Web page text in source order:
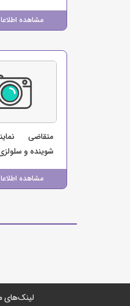
مشاهده
زون)
مشاهده
متقاضی
شوینده و
لینک‌های